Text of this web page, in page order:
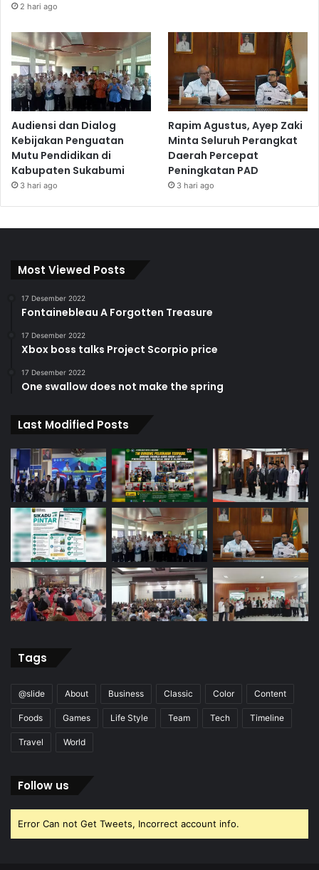
2 hari ago
Audiensi dan Dialog
Kebijakan Penguatan
Mutu Pendidikan di
Kabupaten Sukabumi
3 hari ago
Rapim Agustus, Ayep Zaki
Minta Seluruh Perangkat
Daerah Percepat
Peningkatan PAD
3 hari ago
Most Viewed Posts
17 Desember 2022
Fontainebleau A Forgotten Treasure
17 Desember 2022
Xbox boss talks Project Scorpio price
17 Desember 2022
One swallow does not make the spring
Last Modified Posts
Tags
@slide About Business Classic Color Content
Foods Games Life Style Team Tech Timeline
Travel World
Follow us
Error Can not Get Tweets, Incorrect account info.